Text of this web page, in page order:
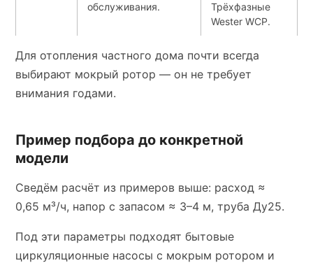
обслуживания.
Трёхфазные
Wester WCP.
Для отопления частного дома почти всегда
выбирают мокрый ротор — он не требует
внимания годами.
Пример подбора до конкретной
модели
Сведём расчёт из примеров выше: расход ≈
0,65 м³/ч, напор с запасом ≈ 3–4 м, труба Ду25.
Под эти параметры подходят бытовые
циркуляционные насосы с мокрым ротором и